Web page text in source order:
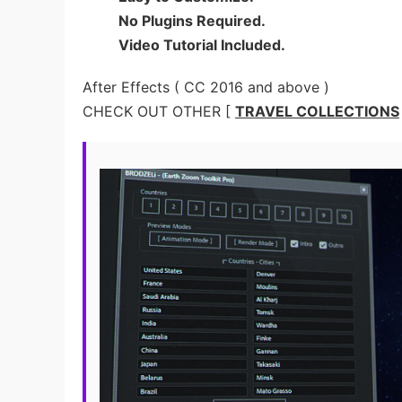
No Plugins Required.
Video Tutorial Included.
After Effects ( CC 2016 and above )
CHECK OUT OTHER [ TRAVEL COLLECTIONS